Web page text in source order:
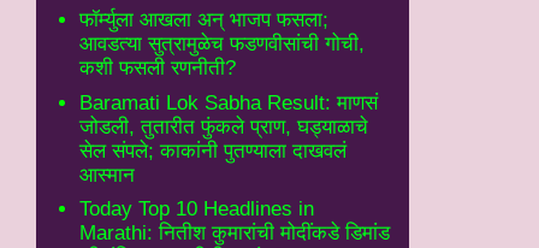
फॉर्म्युला आखला अन् भाजप फसला;
आवडत्या सुत्रामुळेच फडणवीसांची गोची,
कशी फसली रणनीती?
Baramati Lok Sabha Result: माणसं
जोडली, तुतारीत फुंकले प्राण, घड्याळाचे
सेल संपले; काकांनी पुतण्याला दाखवलं
आस्मान
Today Top 10 Headlines in
Marathi: नितीश कुमारांची मोदींकडे डिमांड